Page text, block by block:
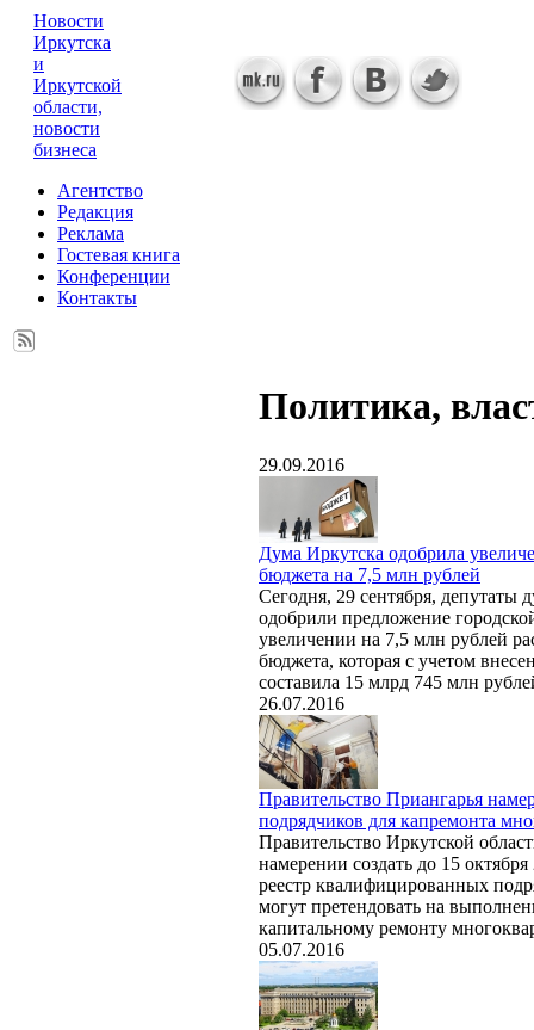
Новости
Иркутска
и
Иркутской
области,
новости
бизнеса
Агентство
Редакция
Реклама
Гостевая книга
Конференции
Контакты
Политика,
29.09.2016
Дума Иркутска одобрила
бюджета на 7,5 млн рублей
Сегодня, 29 сентября, депутаты
одобрили предложение
увеличении на 7,5 млн рублей
бюджета, которая с учетом
составила 15 млрд 745 млн
26.07.2016
Правительство Приангарья
подрядчиков для капремонта
Правительство Иркутской
намерении создать до 15
реестр квалифицированных
могут претендовать на
капитальному ремонту
05.07.2016